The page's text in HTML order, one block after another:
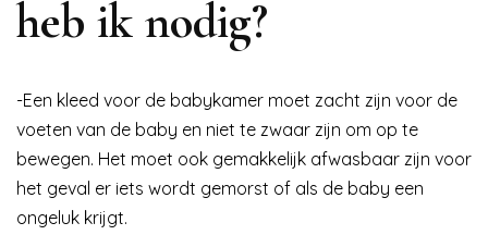
heb ik nodig?
-Een kleed voor de babykamer moet zacht zijn voor de
voeten van de baby en niet te zwaar zijn om op te
bewegen. Het moet ook gemakkelijk afwasbaar zijn voor
het geval er iets wordt gemorst of als de baby een
ongeluk krijgt.